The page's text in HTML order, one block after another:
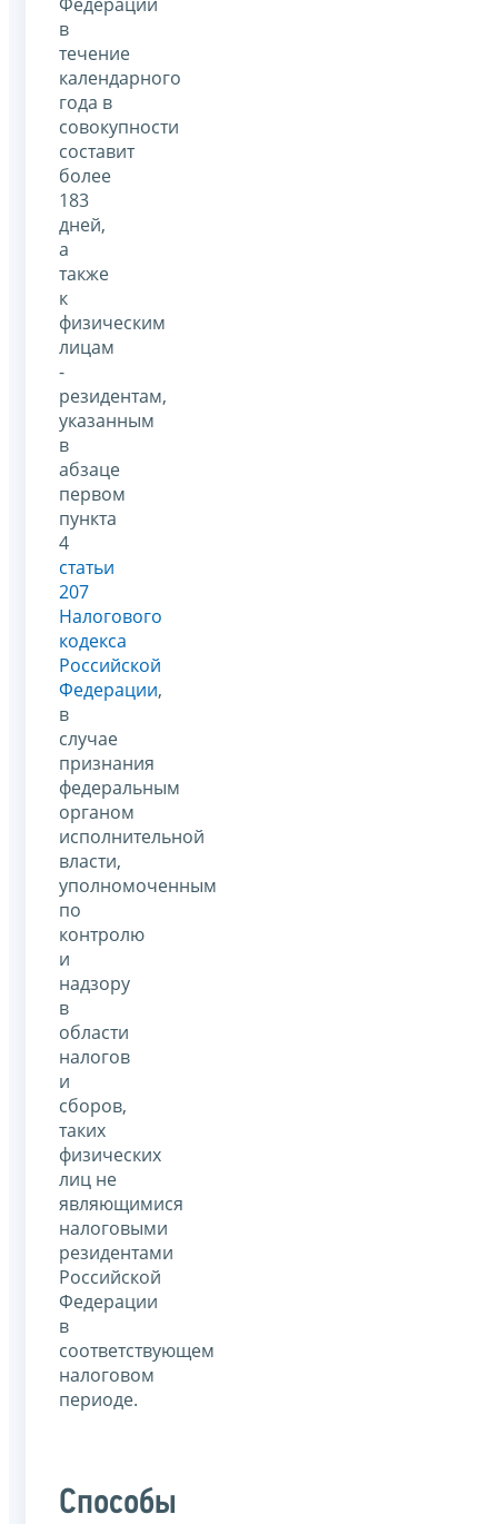
Федерации
в
течение
календарного
года в
совокупности
составит
более
183
дней,
а
также
к
физическим
лицам
-
резидентам,
указанным
в
абзаце
первом
пункта
4
статьи
207
Налогового
кодекса
Российской
Федерации,
в
случае
признания
федеральным
органом
исполнительной
власти,
уполномоченным
по
контролю
и
надзору
в
области
налогов
и
сборов,
таких
физических
лиц не
являющимися
налоговыми
резидентами
Российской
Федерации
в
соответствующем
налоговом
периоде.
Способы